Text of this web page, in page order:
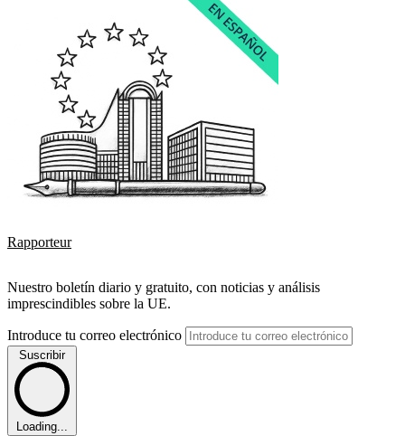
Rapporteur
Nuestro boletín diario y gratuito, con noticias y análisis
imprescindibles sobre la UE.
Introduce tu correo electrónico
Suscribir
Loading...